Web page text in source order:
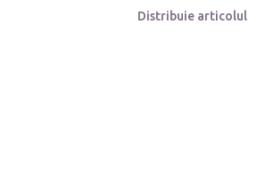
Distribuie articolul